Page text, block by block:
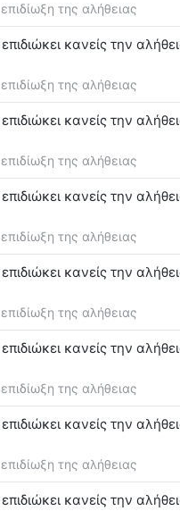
της αλήθειας
κανείς την
της αλήθειας
κανείς την
της αλήθειας
κανείς την
της αλήθειας
κανείς την
της αλήθειας
κανείς την
της αλήθειας
κανείς την
της αλήθειας
κανείς την